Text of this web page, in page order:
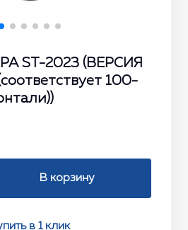
ST-2023 (ВЕРСИЯ
100-
В корзину
в 1 клик